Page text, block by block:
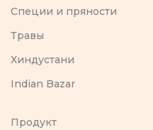
Специи и пряности
Травы
Хиндустани
Indian Bazar
Продукт